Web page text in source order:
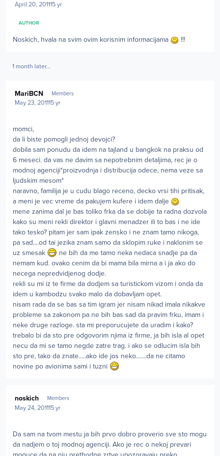
April 20, 201115 yr
AUTHOR
Noskich, hvala na svim ovim korisnim informacijama !!!
1 month later...
MariBCN Members
May 23, 201115 yr
momci,
da li biste pomogli jednoj devojci?
dobila sam ponudu da idem na tajland u bangkok na praksu od
6 meseci. da vas ne davim sa nepotrebnim detaljima, rec je o
modnoj agenciji*proizvodnja i distribucija odece, nema veze sa
ljudskim mesom*
naravno, familija je u cudu blago receno, decko vrsi tihi pritisak,
a meni je vec vreme da pakujem kufere i idem dalje
mene zanima dal je bas toliko frka da se dobije ta radna dozvola
kako su meni rekli direktor i glavni menadzer ili to bas i ne ide
tako tesko? pitam jer sam ipak zensko i ne znam tamo nikoga,
pa sad....od tai jezika znam samo da sklopim ruke i naklonim se
uz smesak
ne bih da me tamo neka nedaca snadje pa da
nemam kud. ovako cenim da bi mama bila mirna a i ja ako do
necega nepredvidjenog dodje.
rekli su mi iz te firme da dodjem sa turistickom vizom i onda da
idem u kambodzu svako malo da dobavljam opet.
nisam rada da se bas sa tim igram jer nisam nikad imala nikakve
probleme sa zakonom pa ne bih bas sad da pravim frku, imam i
neke druge razloge. sta mi preporucujete da uradim i kako?
trebalo bi da sto pre odgovorim njima iz firme, ja bih isla al opet
necu da mi se tamo negde zatre trag. i ako se odlucim isla bih
sto pre, tako da znate.....ako ide jos neko.......da ne citamo
novine po avionima sami i tuzni
noskich Members
May 24, 201115 yr
Da sam na tvom mestu ja bih prvo dobro proverio sve sto mogu
da nadjem o toj modnoj agenciji. Ako je rec o nekoj prevari